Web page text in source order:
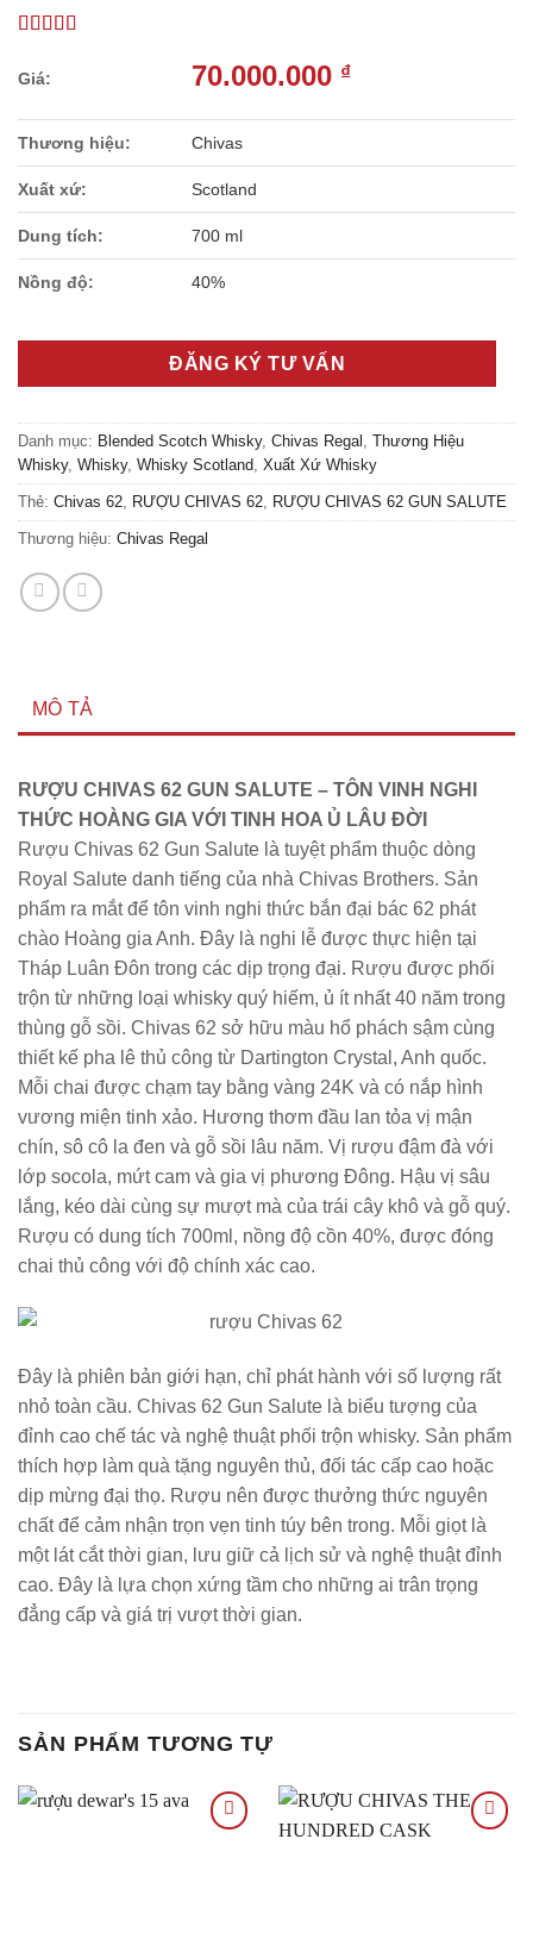
70.000.000 ₫
Thương hiệu: Chivas
Xuất xứ: Scotland
Dung tích: 700 ml
Nồng độ: 40%
ĐĂNG KÝ TƯ VẤN
Danh mục: Blended Scotch Whisky, Chivas Regal
Thương Hiệu
Whisky, Whisky, Whisky Scotland Xuất Xứ Whisky
Thẻ: Chivas 62 RƯỢU CHIVAS 62 RƯỢU CHIVAS 62 GUN SALUTE
Thương hiệu: Chivas Regal
MÔ TẢ
RƯỢU CHIVAS 62 GUN SALUTE – TÔN VINH NGHI
THỨC HOÀNG GIA VỚI TINH HOA Ủ LÂU ĐỜI
Rượu Chivas 62 Gun Salute là tuyệt phẩm thuộc dòng
Royal Salute danh tiếng của nhà Chivas Brothers. Sản
phẩm ra mắt để tôn vinh nghi thức bắn đại bác 62 phát
chào Hoàng gia Anh. Đây là nghi lễ được thực hiện tại
Tháp Luân Đôn trong các dịp trọng đại. Rượu được phối
trộn từ những loại whisky quý hiếm, ủ ít nhất 40 năm trong
thùng gỗ sồi. Chivas 62 sở hữu màu hổ phách sậm cùng
thiết kế pha lê thủ công từ Dartington Crystal, Anh quốc.
Mỗi chai được chạm tay bằng vàng 24K và có nắp hình
vương miện tinh xảo. Hương thơm đầu lan tỏa vị mận
chín, sô cô la đen và gỗ sồi lâu năm. Vị rượu đậm đà với
lớp socola, mứt cam và gia vị phương Đông. Hậu vị sâu
lắng, kéo dài cùng sự mượt mà của trái cây khô và gỗ quý.
Rượu có dung tích 700ml, nồng độ cồn 40%, được đóng
chai thủ công với độ chính xác cao.
Đây là phiên bản giới hạn, chỉ phát hành với số lượng rất
nhỏ toàn cầu. Chivas 62 Gun Salute là biểu tượng của
đỉnh cao chế tác và nghệ thuật phối trộn whisky. Sản phẩm
thích hợp làm quà tặng nguyên thủ, đối tác cấp cao hoặc
dịp mừng đại thọ. Rượu nên được thưởng thức nguyên
chất để cảm nhận trọn vẹn tinh túy bên trong. Mỗi giọt là
một lát cắt thời gian, lưu giữ cả lịch sử và nghệ thuật đỉnh
cao. Đây là lựa chọn xứng tầm cho những ai trân trọng
đẳng cấp và giá trị vượt thời gian.
SẢN PHẨM TƯƠNG TỰ